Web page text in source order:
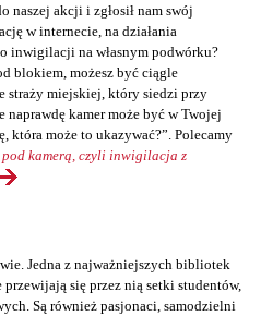
naszej akcji i zgłosił nam swój
w internecie, na działania
inwigilacji na własnym podwórku?
blokiem, możesz być ciągle
straży miejskiej, który siedzi przy
kamer może być w Twojej
która może to ukazywać?”. Polecamy
pod kamerą, czyli inwigilacja z
Jedna z najważniejszych bibliotek
się przez nią setki studentów,
Są również pasjonaci, samodzielni